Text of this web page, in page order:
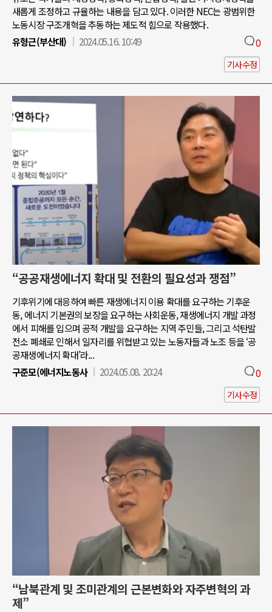
새롭게 조정하고 규율하는 내용을 담고 있다. 이러한 NEC는 광범위한
노동시장 구조개혁을 추동하는 제도적 힘으로 작용했다.
유형근(부산대)
2024.05.16. 10:49 0
기사수정
“공공재생에너지 확대 및 전환의 필요성과 쟁점”
기후위기에 대응하여 빠른 재생에너지 이용 확대를 요구하는 기후운
동, 에너지 기본권의 보장을 요구하는 사회운동, 재생에너지 개발 과정
에서 피해를 입으며 공적 개발을 요구하는 지역 주민들, 그리고 석탄발
전소 폐쇄로 인해서 일자리를 위협받고 있는 노동자들과 노조 등을 ‘공
공재생에너지 확대’라...
구준모(에너지노동사
2024.05.08. 20:24 0
기사수정
“남북관계 및 조미관계의 근본변화와 자주변혁의 과
제”